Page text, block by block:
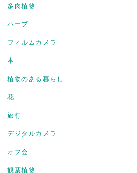
多肉植物
ハーブ
フィルムカメラ
本
植物のある暮らし
花
旅行
デジタルカメラ
オフ会
観葉植物